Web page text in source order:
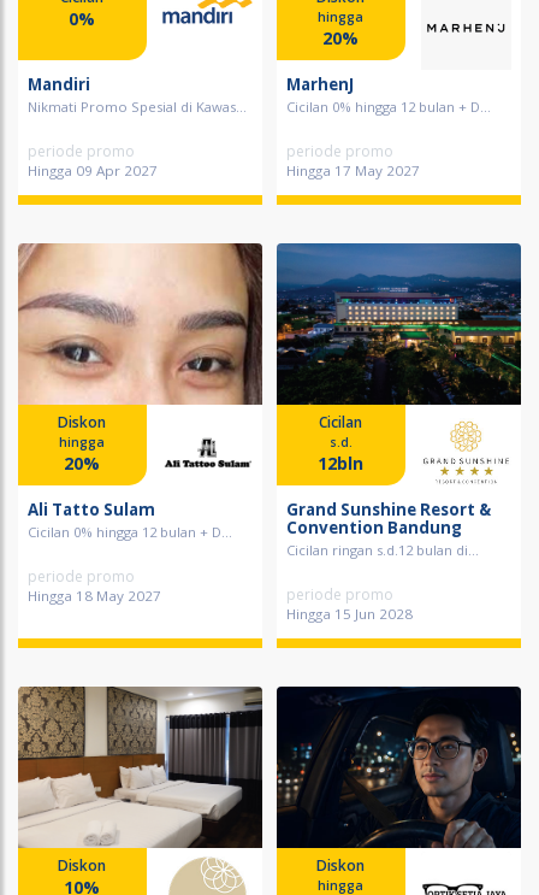
0%
Mandiri
Nikmati Promo Spesial di Kawas...
periode promo
Hingga 09 Apr 2027
hingga
20%
MarhenJ
Cicilan 0% hingga 12 bulan + D...
periode promo
Hingga 17 May 2027
Diskon
hingga
20%
Ali Tatto Sulam
Cicilan 0% hingga 12 bulan + D...
periode promo
Hingga 18 May 2027
Cicilan
s.d.
12bln
Grand Sunshine Resort &
Convention Bandung
Cicilan ringan s.d.12 bulan di...
periode promo
Hingga 15 Jun 2028
Diskon
10%
Diskon
hingga